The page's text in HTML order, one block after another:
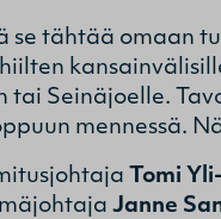
se tähtää omaan
Seinäjoelle.
mennessä.
Tomi
Janne